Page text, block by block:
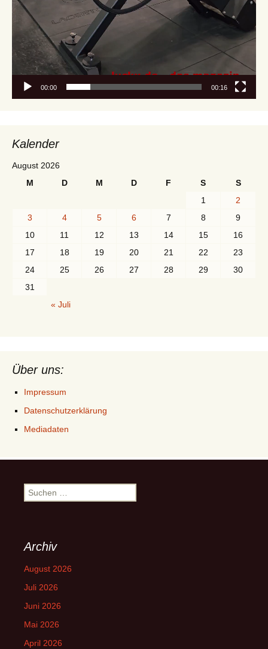
00:00 00:16
Kalender
August 2026
M
D M D F S
S
1
2
3
4 5 6 7 8
9
10
11 12 13 14 15
16
17
18 19 20 21 22
23
24
25 26 27 28 29
30
31
« Juli
Über uns:
Impressum
Datenschutzerklärung
Mediadaten
Suchen
nach:
Archiv
August 2026
Juli 2026
Juni 2026
Mai 2026
April 2026